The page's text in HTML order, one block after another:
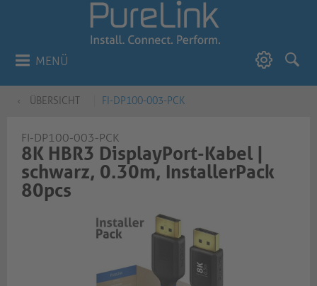
MENÜ
ÜBERSICHT FI-DP100-003-PCK
FI-DP100-003-PCK
8K HBR3 DisplayPort-Kabel |
schwarz, 0.30m, InstallerPack
80pcs​​​​​​​​​​​​​​